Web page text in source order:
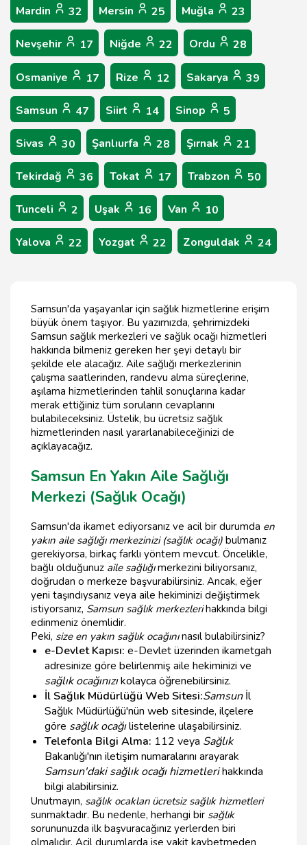
Mardin 32 Mersin 25 Muğla 23
Nevşehir 17 Niğde 22 Ordu 28
Osmaniye 17 Rize 12 Sakarya 39
Samsun 47 Siirt 14 Sinop 5
Sivas 30 Şanlıurfa 28 Şırnak 21
Tekirdağ 36 Tokat 17 Trabzon 50
Tunceli 2 Uşak 16 Van 10
Yalova 22 Yozgat 22 Zonguldak 24
Samsun'da yaşayanlar için sağlık hizmetlerine erişim
büyük önem taşıyor. Bu yazımızda, şehrimizdeki
Samsun sağlık merkezleri ve sağlık ocağı hizmetleri
hakkında bilmeniz gereken her şeyi detaylı bir
şekilde ele alacağız. Aile sağlığı merkezlerinin
çalışma saatlerinden, randevu alma süreçlerine,
aşılama hizmetlerinden tahlil sonuçlarına kadar
merak ettiğiniz tüm soruların cevaplarını
bulabileceksiniz. Üstelik, bu ücretsiz sağlık
hizmetlerinden nasıl yararlanabileceğinizi de
açıklayacağız.
Samsun En Yakın Aile Sağlığı
Merkezi (Sağlık Ocağı)
Samsun'da ikamet ediyorsanız ve acil bir durumda en
yakın aile sağlığı merkezinizi (sağlık ocağı) bulmanız
gerekiyorsa, birkaç farklı yöntem mevcut. Öncelikle,
bağlı olduğunuz aile sağlığımerkezini biliyorsanız,
doğrudan o merkeze başvurabilirsiniz. Ancak, eğer
yeni taşındıysanız veya aile hekiminizi değiştirmek
istiyorsanız, Samsun sağlık merkezlerihakkında bilgi
edinmeniz önemlidir.
Peki, size en yakın sağlık ocağınınasıl bulabilirsiniz?
e-Devlet Kapısı: e-Devlet üzerinden ikametgah
adresinize göre belirlenmiş aile hekiminizi ve
sağlık ocağınızıkolayca öğrenebilirsiniz.
İl Sağlık Müdürlüğü Web Sitesi:Samsunİl
Sağlık Müdürlüğü'nün web sitesinde, ilçelere
göre sağlık ocağılistelerine ulaşabilirsiniz.
Telefonla Bilgi Alma: 112 veya Sağlık
Bakanlığı'nın iletişim numaralarını arayarak
Samsun'daki sağlık ocağı hizmetlerihakkında
bilgi alabilirsiniz.
Unutmayın, sağlık ocakları ücretsiz sağlık hizmetleri
sunmaktadır. Bu nedenle, herhangi bir sağlık
sorununuzda ilk başvuracağınız yerlerden biri
olmalıdır. Acil durumlarda ise vakit kaybetmeden